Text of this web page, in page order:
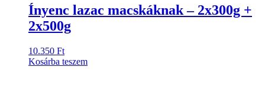
Ínyenc lazac macskáknak – 2x300g +
2x500g
10.350 Ft
Kosárba teszem